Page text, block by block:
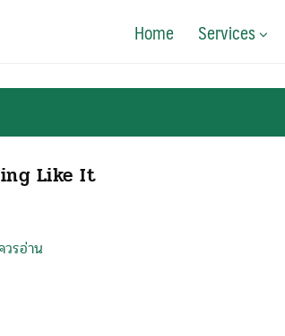
Home Services
Like It
รอ่าน